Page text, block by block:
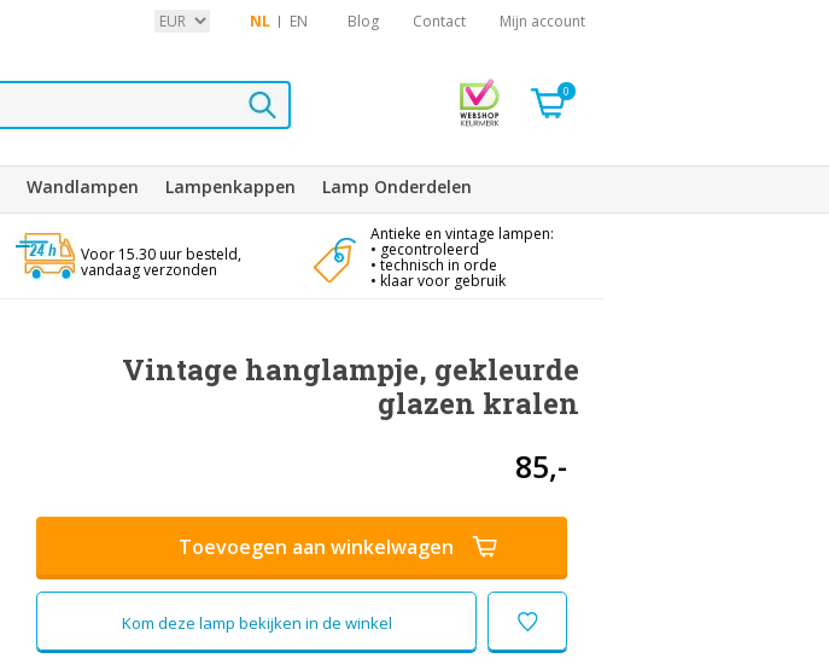
NL EN Blog Contact Mijn account
0
Wandlampen Lampenkappen Lamp Onderdelen
Voor 15.30 uur besteld,
vandaag verzonden
Antieke en vintage lampen:
• gecontroleerd
• technisch in orde
• klaar voor gebruik
Vintage hanglampje, gekleurde
glazen kralen
85,-
Toevoegen aan winkelwagen
Kom deze lamp bekijken in de winkel